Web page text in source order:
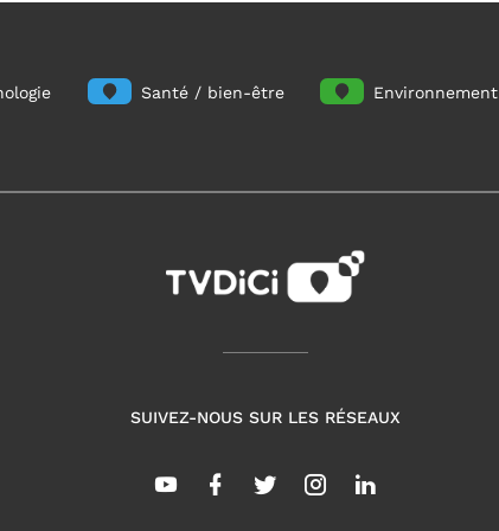
Santé / bien-être Environnement
SUIVEZ-NOUS SUR LES RÉSEAUX